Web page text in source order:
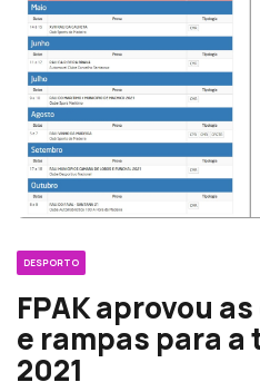
DESPORTO
FPAK aprovou
e rampas para a
2021